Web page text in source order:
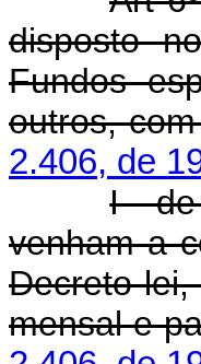
disposto
Fundos
outros,
2.406, de
I -
venham a
Decreto-
mensal e